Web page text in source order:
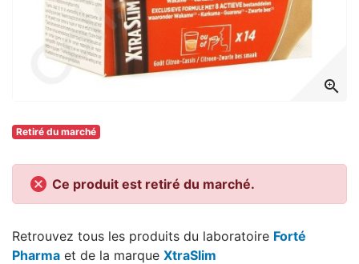
zoom_in
Retiré du marché
 Ce produit est retiré du marché.
Retrouvez tous les produits du laboratoire Forté
Pharma et de la marque XtraSlim